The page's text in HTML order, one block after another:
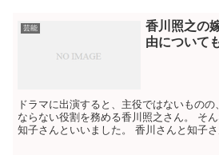
芸能
香川照之の
由について
ドラマに出演すると、主役ではないもの
ならない役割を務める香川照之さん。 そ
知子さんといいました。 香川さんと知子さ